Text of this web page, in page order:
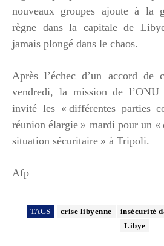
nouveaux groupes ajoute à la
règne dans la capitale de
jamais plongé dans le chaos.
Après l’échec d’un accord de
vendredi, la mission de
invité les « différentes parties
réunion élargie » mardi pour un «
situation sécuritaire » à Tripoli.
Afp
TAGS crise libyenne insécurité
Libye